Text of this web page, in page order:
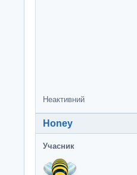
Неактивний
Honey
Учасник